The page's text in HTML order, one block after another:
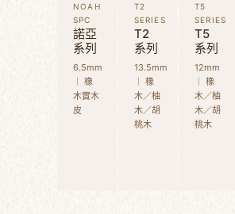
NOAH
SPC
諾亞
系列
6.5mm
｜ 橡
木實木
皮
T2
SERIES
T2
系列
13.5mm
｜ 橡
木／柚
木／胡
桃木
T5
SERIES
T5
系列
12mm
｜ 橡
木／柚
木／胡
桃木